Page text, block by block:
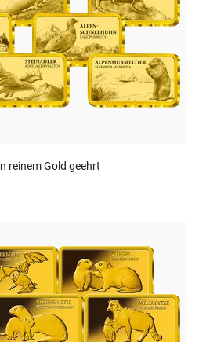
reinem Gold geehrt